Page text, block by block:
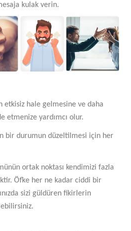
kulak verin.
etkisiz hale gelmesine ve daha
etmenize yardımcı olur.
bir durumun düzeltilmesi için her
ortak noktası kendimizi fazla
Öfke her ne kadar ciddi bir
sizi güldüren fikirlerin